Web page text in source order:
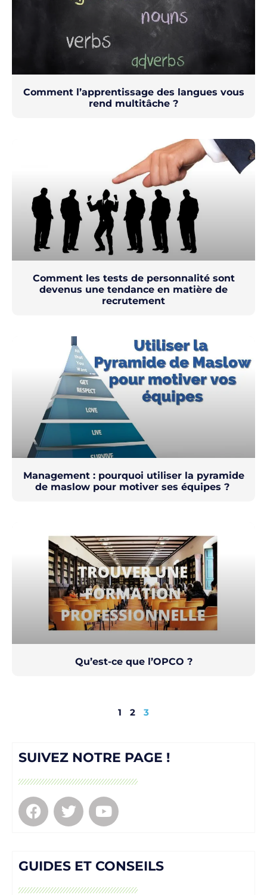
Comment l’apprentissage des langues vous
rend multitâche ?
Comment les tests de personnalité sont
devenus une tendance en matière de
recrutement
Management : pourquoi utiliser la pyramide
de maslow pour motiver ses équipes ?
Qu’est-ce que l’OPCO ?
1 2 3
SUIVEZ NOTRE PAGE !
GUIDES ET CONSEILS